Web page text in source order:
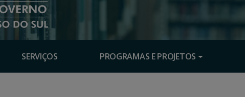
SERVIÇOS PROGRAMAS E PROJETOS